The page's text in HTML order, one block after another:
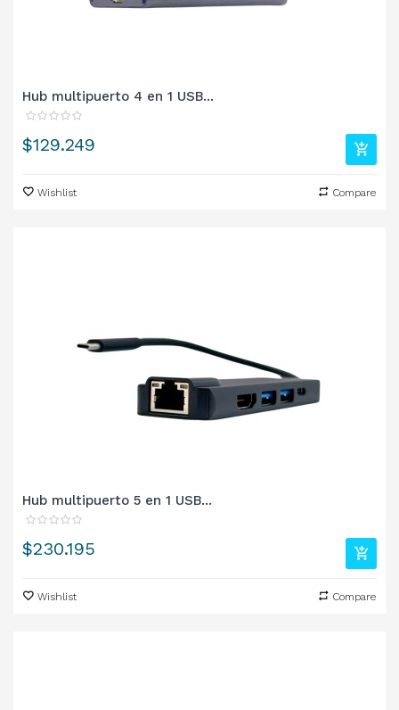
Hub multipuerto 4 en 1 USB...
Precio
$129.249
Wishlist Compare
Hub multipuerto 5 en 1 USB...
Precio
$230.195
Wishlist Compare